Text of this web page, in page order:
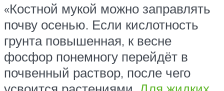
«Костной мукой можно заправлять
почву осенью. Если кислотность
грунта повышенная, к весне
фосфор понемногу перейдёт в
почвенный раствор, после чего